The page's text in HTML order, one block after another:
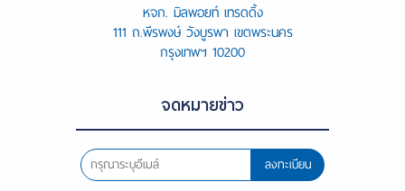
หจก. มิลพอยท์ เทรดดิ้ง
111 ถ.พีรพงษ์ วังบูรพา เขตพระนคร
กรุงเทพฯ 10200
จดหมายข่าว
ลงทะเบียน